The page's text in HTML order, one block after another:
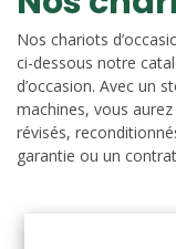
Nos chariots
ci-dessous notre
d’occasion. Avec un
machines, vous
révisés,
garantie ou un